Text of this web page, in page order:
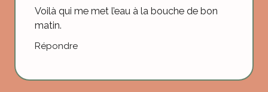
Voilà qui me met l’eau à la bouche de bon
matin.
Répondre